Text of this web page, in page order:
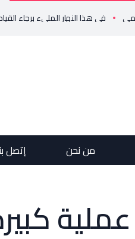
في هذا النهار المليء برجاء
من نحن إتصل